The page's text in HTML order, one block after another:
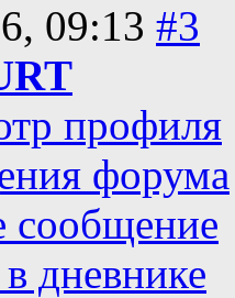
09:13 #3
профиля
форума
сообщение
дневнике